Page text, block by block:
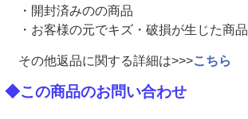
・開封済みのの商品
・お客様の元でキズ・破損が生じた商品
その他返品に関する詳細は>>>こちら
◆この商品のお問い合わせ